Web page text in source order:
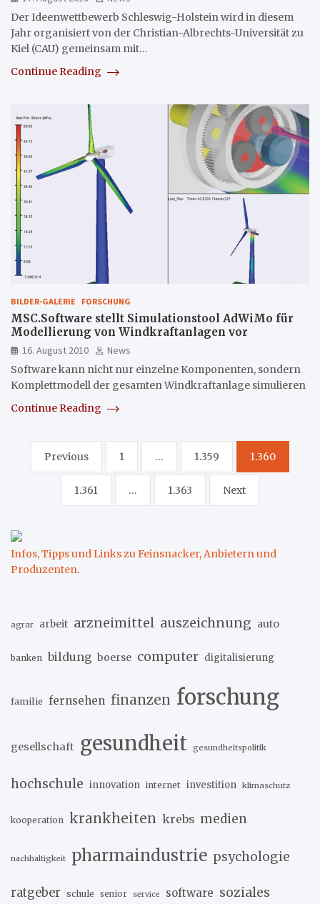
Der Ideenwettbewerb Schleswig-Holstein wird in diesem
Jahr organisiert von der Christian-Albrechts-Universität zu
Kiel (CAU) gemeinsam mit…
Continue Reading
BILDER-GALERIE FORSCHUNG
MSC.Software stellt Simulationstool AdWiMo für
Modellierung von Windkraftanlagen vor
16. August 2010
News
Software kann nicht nur einzelne Komponenten, sondern
Komplettmodell der gesamten Windkraftanlage simulieren
Continue Reading
Seitennummerierung
der
Beiträge
Previous 1 … 1.359 1.360
1.361 … 1.363 Next
Infos, Tipps und Links zu Feinsnacker, Anbietern und
Produzenten.
agrar arbeit arzneimittel auszeichnung auto
banken bildung boerse computer digitalisierung
familie fernsehen finanzen forschung
gesellschaft gesundheit gesundheitspolitik
hochschule innovation internet investition klimaschutz
kooperation krankheiten krebs medien
nachhaltigkeit pharmaindustrie psychologie
ratgeber schule senior service software soziales